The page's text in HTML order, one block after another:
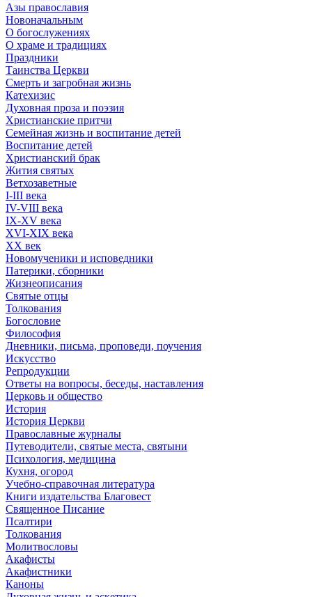
Азы православия
Новоначальным
О богослужениях
О храме и традициях
Праздники
Таинства Церкви
Смерть и загробная жизнь
Катехизис
Духовная проза и поэзия
Христианские притчи
Семейная жизнь и воспитание детей
Воспитание детей
Христианский брак
Жития святых
Ветхозаветные
I-III века
IV-VIII века
IX-XV века
XVI-XIX века
XX век
Новомученики и исповедники
Патерики, сборники
Жизнеописания
Святые отцы
Толкования
Богословие
Философия
Дневники, письма, проповеди, поучения
Искусство
Репродукции
Ответы на вопросы, беседы, наставления
Церковь и общество
История
История Церкви
Православные журналы
Путеводители, святые места, святыни
Психология, медицина
Кухня, огород
Учебно-справочная литература
Книги издательства Благовест
Священное Писание
Псалтири
Толкования
Молитвословы
Акафисты
Акафистники
Каноны